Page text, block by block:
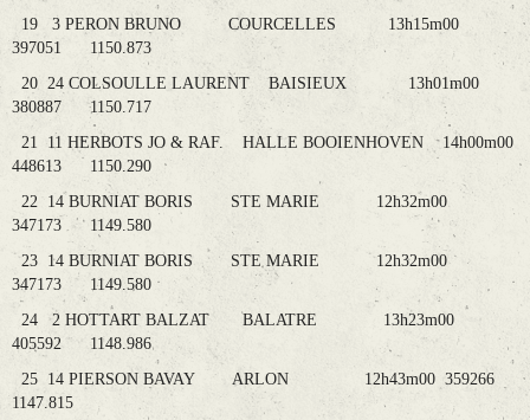
19 3 PERON BRUNO COURCELLES 13h15m00
397051 1150.873
20 24 COLSOULLE LAURENT BAISIEUX 13h01m00
380887 1150.717
21 11 HERBOTS JO & RAF. HALLE BOOIENHOVEN 14h00m00
448613 1150.290
22 14 BURNIAT BORIS STE MARIE 12h32m00
347173 1149.580
23 14 BURNIAT BORIS STE MARIE 12h32m00
347173 1149.580
24 2 HOTTART BALZAT BALATRE 13h23m00
405592 1148.986
25 14 PIERSON BAVAY ARLON 12h43m00 359266
1147.815